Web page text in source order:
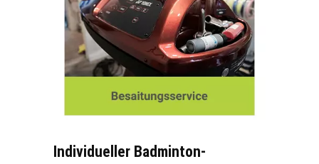
Individueller Badminton-